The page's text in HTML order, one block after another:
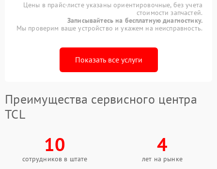
Цены в прайс-листе указаны ориентировочные, без учета
стоимости запчастей.
Записывайтесь на бесплатную диагностику.
Мы проверим ваше устройство и укажем на неисправность.
Показать все услуги
Преимущества сервисного центра
TCL
10
сотрудников в штате
4
лет на рынке